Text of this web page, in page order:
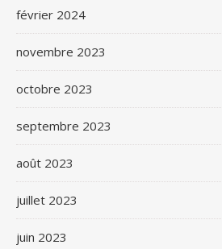
février 2024
novembre 2023
octobre 2023
septembre 2023
août 2023
juillet 2023
juin 2023